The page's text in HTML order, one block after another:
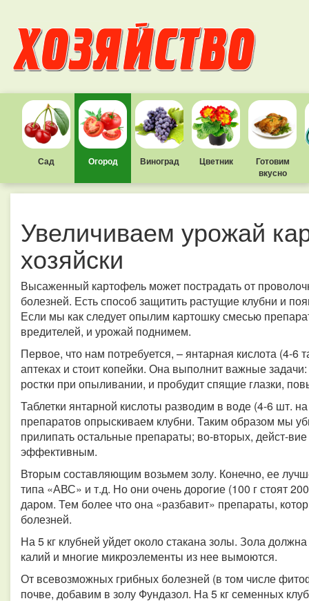
Сад Огород Виноград Цветник
Готовим
вкусно
Увеличиваем урожай
хозяйски
Высаженный картофель может пострадать от
болезней. Есть способ защитить растущие клубни и
Если мы как следует опылим картошку смесью
вредителей, и урожай поднимем.
Первое, что нам потребуется, – янтарная кислота (4-6
аптеках и стоит копейки. Она выполнит важные
ростки при опыливании, и пробудит спящие глазки,
Таблетки янтарной кислоты разводим в воде (4-6 шт.
препаратов опрыскиваем клубни. Таким образом мы
прилипать остальные препараты; во-вторых, дейст-
эффективным.
Вторым составляющим возьмем золу. Конечно, ее
типа «АВС» и т.д. Но они очень дорогие (100 г стоят
даром. Тем более что она «разбавит» препараты,
болезней.
На 5 кг клубней уйдет около стакана золы. Зола
калий и многие микроэлементы из нее вымоются.
От всевозможных грибных болезней (в том числе
почве, добавим в золу Фундазол. На 5 кг семенных